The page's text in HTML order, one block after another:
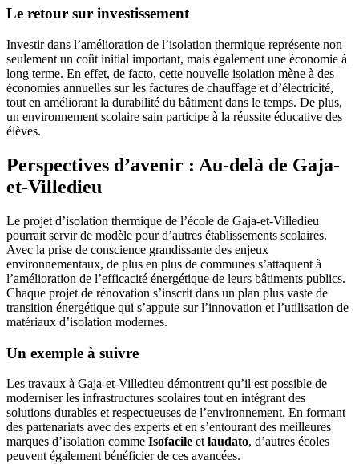
Le retour sur investissement
Investir dans l’amélioration de l’isolation thermique représente non
seulement un coût initial important, mais également une économie à
long terme. En effet, de facto, cette nouvelle isolation mène à des
économies annuelles sur les factures de chauffage et d’électricité,
tout en améliorant la durabilité du bâtiment dans le temps. De plus,
un environnement scolaire sain participe à la réussite éducative des
élèves.
Perspectives d’avenir : Au-delà de Gaja-
et-Villedieu
Le projet d’isolation thermique de l’école de Gaja-et-Villedieu
pourrait servir de modèle pour d’autres établissements scolaires.
Avec la prise de conscience grandissante des enjeux
environnementaux, de plus en plus de communes s’attaquent à
l’amélioration de l’efficacité énergétique de leurs bâtiments publics.
Chaque projet de rénovation s’inscrit dans un plan plus vaste de
transition énergétique qui s’appuie sur l’innovation et l’utilisation de
matériaux d’isolation modernes.
Un exemple à suivre
Les travaux à Gaja-et-Villedieu démontrent qu’il est possible de
moderniser les infrastructures scolaires tout en intégrant des
solutions durables et respectueuses de l’environnement. En formant
des partenariats avec des experts et en s’entourant des meilleures
marques d’isolation comme Isofacile etlaudato, d’autres écoles
peuvent également bénéficier de ces avancées.